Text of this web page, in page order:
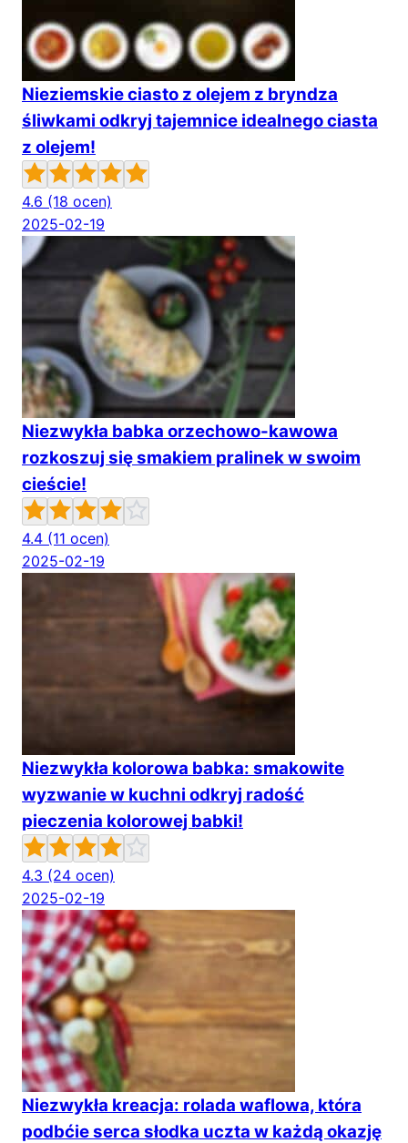
Nieziemskie ciasto z olejem z bryndza
śliwkami odkryj tajemnice idealnego ciasta
z olejem!
4.6 (18 ocen)
2025-02-19
Niezwykła babka orzechowo-kawowa
rozkoszuj się smakiem pralinek w swoim
cieście!
4.4 (11 ocen)
2025-02-19
Niezwykła kolorowa babka: smakowite
wyzwanie w kuchni odkryj radość
pieczenia kolorowej babki!
4.3 (24 ocen)
2025-02-19
Niezwykła kreacja: rolada waflowa, która
podbćie serca słodka uczta w każdą okazję